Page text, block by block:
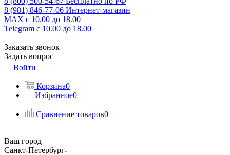
8 (981) 846-77-06 Интернет-магазин
MAX с 10.00 до 18.00
Telegram с 10.00 до 18.00
Заказать звонок
Задать вопрос
Войти
Корзина0
Избранное0
Сравнение товаров0
Ваш город
Санкт-Петербург